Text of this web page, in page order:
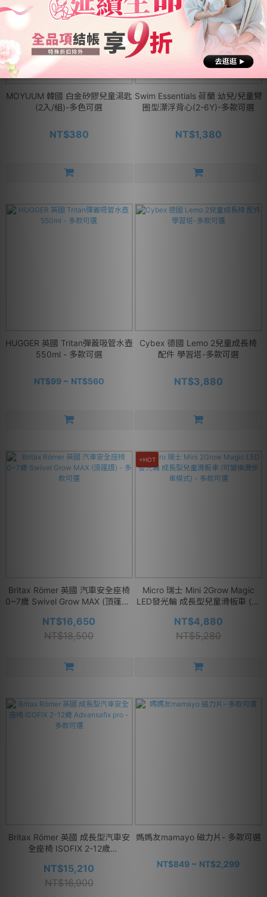
MOYUUM 韓國 白金矽膠兒童湯匙
(2入/組)-多色可選
NT$380
Swim Essentials 荷蘭 幼兒/兒童臂
圈型漂浮背心(2-6Y)-多款可選
NT$1,380
HUGGER 英國 Tritan彈蓋吸管水壺
550ml - 多款可選
NT$99 ~ NT$560
Cybex 德國 Lemo 2兒童成長椅
配件 學習塔-多款可選
NT$3,880
Britax Römer 英國 汽車安全座椅
0~7歲 Swivel Grow MAX (頂篷版)
NT$16,650
NT$18,500
⭐HOT
Micro 瑞士 Mini 2Grow Magic
LED發光輪 成長型兒童滑板車 (可
NT$4,880
NT$5,280
Britax Römer 英國 成長型汽車安
全座椅 ISOFIX 2-12歲
NT$15,210
NT$16,900
媽媽友mamayo 磁力片- 多款可選
NT$849 ~ NT$2,299